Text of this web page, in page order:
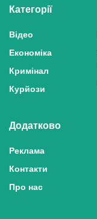
Категорії
Відео
Економіка
Кримінал
Курйози
Додатково
Реклама
Контакти
Про нас